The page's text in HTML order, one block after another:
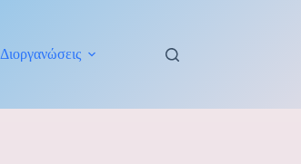
Διοργανώσεις